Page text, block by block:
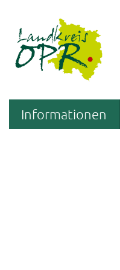
Informationen